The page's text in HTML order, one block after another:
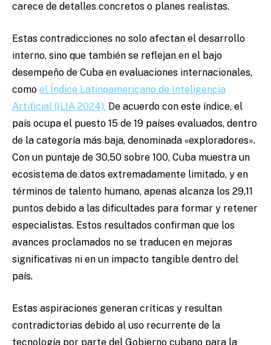
carece de detalles concretos o planes realistas.
Estas contradicciones no solo afectan el desarrollo
interno, sino que también se reflejan en el bajo
desempeño de Cuba en evaluaciones internacionales,
como el Índice Latinoamericano de Inteligencia
Artificial (ILIA 2024). De acuerdo con este índice, el
país ocupa el puesto 15 de 19 países evaluados, dentro
de la categoría más baja, denominada «exploradores».
Con un puntaje de 30,50 sobre 100, Cuba muestra un
ecosistema de datos extremadamente limitado, y en
términos de talento humano, apenas alcanza los 29,11
puntos debido a las dificultades para formar y retener
especialistas. Estos resultados confirman que los
avances proclamados no se traducen en mejoras
significativas ni en un impacto tangible dentro del
país.
Estas aspiraciones generan críticas y resultan
contradictorias debido al uso recurrente de la
tecnología por parte del Gobierno cubano para la